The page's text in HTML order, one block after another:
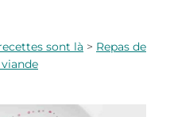
sont là > Repas de
viande